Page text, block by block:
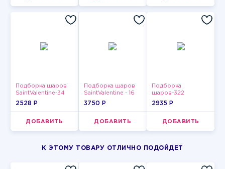
Подборка шаров
SaintValentine-34
2528 P
ДОБАВИТЬ
Подборка шаров
SaintValentine - 16
3750 P
ДОБАВИТЬ
Подборка
шаров-322
2935 P
ДОБАВИТЬ
К ЭТОМУ ТОВАРУ ОТЛИЧНО ПОДОЙДЕТ